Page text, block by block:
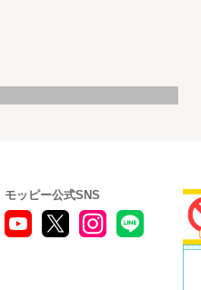
モッピー公式SNS